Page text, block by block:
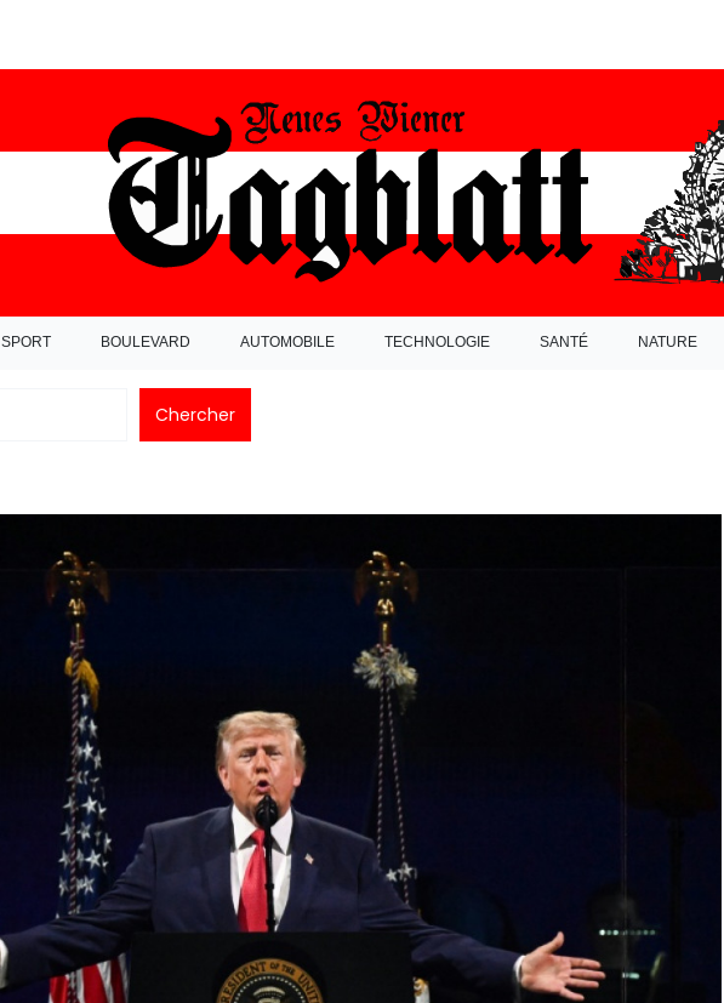
SPORT BOULEVARD AUTOMOBILE TECHNOLOGIE SANTÉ NATURE
Chercher